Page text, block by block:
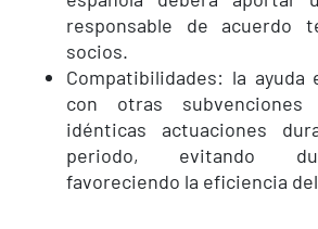
responsable de acuerdo
socios.
Compatibilidades: la ayuda
con otras subvenciones
idénticas actuaciones
periodo, evitando
favoreciendo la eficiencia